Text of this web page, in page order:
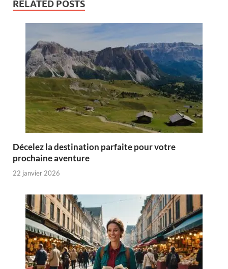
RELATED POSTS
Décelez la destination parfaite pour votre
prochaine aventure
22 janvier 2026